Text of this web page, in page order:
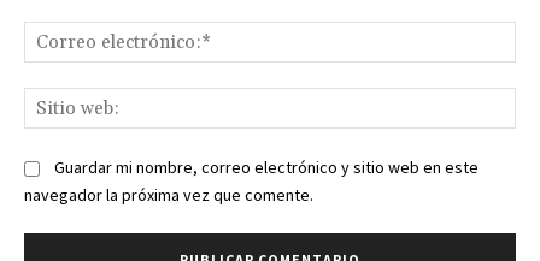
Guardar mi nombre, correo electrónico y sitio web en este
navegador la próxima vez que comente.